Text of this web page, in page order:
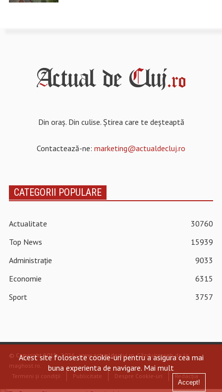
Din oraș. Din culise. Știrea care te deșteaptă
Contactează-ne: marketing@actualdecluj.ro
CATEGORII POPULARE
Actualitate
30760
Top News
15939
Administrație
9033
Economie
6315
Sport
3757
© Copyright 2015 - 2026 - www.actualdecluj.ro.Găzduire web de la
maghost.ro
Termeni și condiții
Publicitate Despre Cookie-uri Redacția
Acest site foloseste cookie-uri pentru a asigura cea mai
buna experienta de navigare. Mai mult
Accept!